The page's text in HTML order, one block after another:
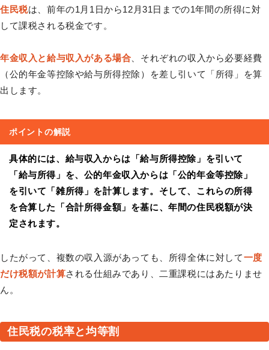
住民税は、前年の1月1日から12月31日までの1年間の所得に対
して課税される税金です。
年金収入と給与収入がある場合、それぞれの収入から必要経費
（公的年金等控除や給与所得控除）を差し引いて「所得」を算
出します。
ポイントの解説
具体的には、給与収入からは「給与所得控除」を引いて
「給与所得」を、公的年金収入からは「公的年金等控除」
を引いて「雑所得」を計算します。そして、これらの所得
を合算した「合計所得金額」を基に、年間の住民税額が決
定されます。
したがって、複数の収入源があっても、所得全体に対して一度
だけ税額が計算される仕組みであり、二重課税にはあたりませ
ん。
住民税の税率と均等割